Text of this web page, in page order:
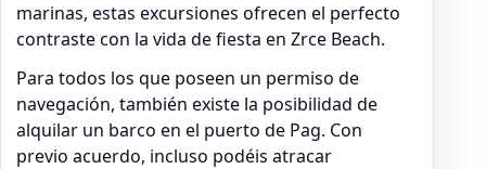
marinas, estas excursiones ofrecen el perfecto
contraste con la vida de fiesta en Zrce Beach.
Para todos los que poseen un permiso de
navegación, también existe la posibilidad de
alquilar un barco en el puerto de Pag. Con
previo acuerdo, incluso podéis atracar